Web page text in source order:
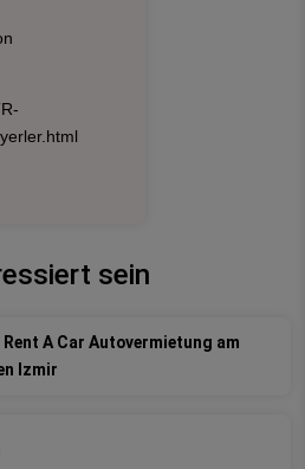
sein
Rent A Car Autovermietung am
Izmir